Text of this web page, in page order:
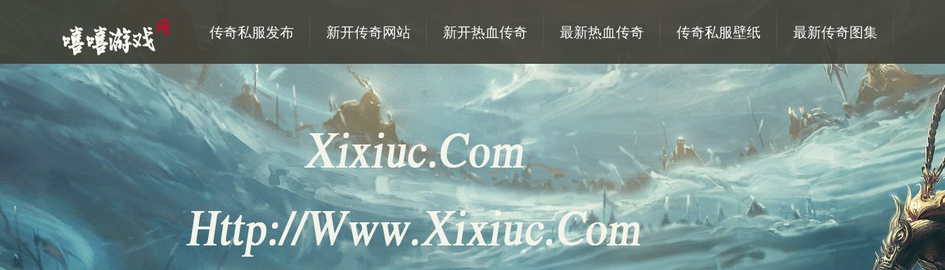
传奇私服发布 新开传奇网站 新开热血传奇 最新热血传奇 传奇私服壁纸 最新传奇图集